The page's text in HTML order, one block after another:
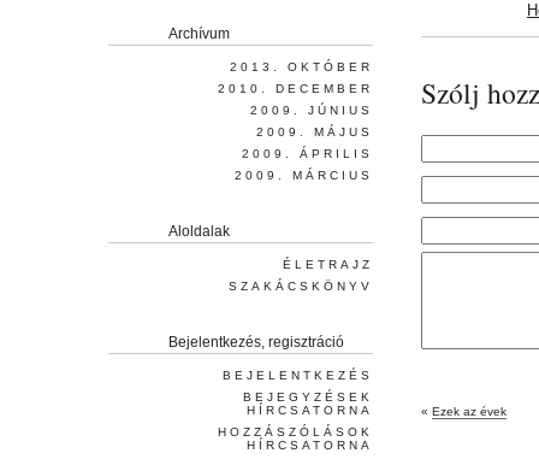
Szólj
« Ezek az évek
Archívum
2013. OKTÓBER
2010. DECEMBER
2009. JÚNIUS
2009. MÁJUS
2009. ÁPRILIS
2009. MÁRCIUS
Aloldalak
ÉLETRAJZ
SZAKÁCSKÖNYV
Bejelentkezés, regisztráció
BEJELENTKEZÉS
BEJEGYZÉSEK
HÍRCSATORNA
HOZZÁSZÓLÁSOK
HÍRCSATORNA